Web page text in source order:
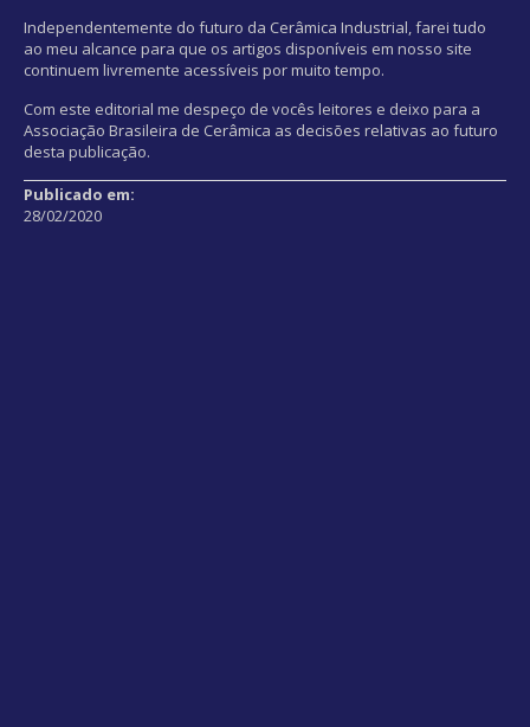
Independentemente do futuro da Cerâmica Industrial, farei tudo
ao meu alcance para que os artigos disponíveis em nosso site
continuem livremente acessíveis por muito tempo.
Com este editorial me despeço de vocês leitores e deixo para a
Associação Brasileira de Cerâmica as decisões relativas ao futuro
desta publicação.
Publicado em:
28/02/2020